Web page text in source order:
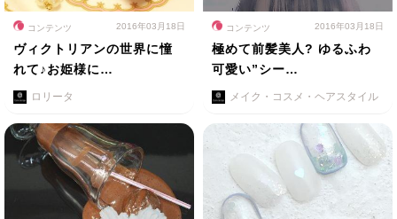
コンテンツ 2016年03月18日
ヴィクトリアンの世界に憧
れて♪お姫様に…
ロリータ
コンテンツ 2016年03月18日
極めて前髪美人? ゆるふわ
可愛い”シー…
メイク・コスメ・ヘアスタイル